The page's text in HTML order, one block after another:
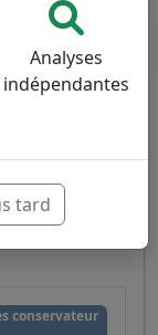
François
conservateur
Analyses
indépendantes
tard